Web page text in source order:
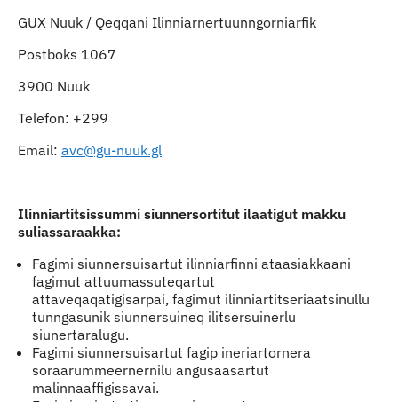
GUX Nuuk / Qeqqani Ilinniarnertuunngorniarfik
Postboks 1067
3900 Nuuk
Telefon: +299
Email: avc@gu-nuuk.gl
Ilinniartitsissummi siunnersortitut ilaatigut makku
suliassaraakka:
Fagimi siunnersuisartut ilinniarfinni ataasiakkaani
fagimut attuumassuteqartut
attaveqaqatigisarpai, fagimut ilinniartitseriaatsinullu
tunngasunik siunnersuineq ilitsersuinerlu
siunertaralugu.
Fagimi siunnersuisartut fagip ineriartornera
soraarummeernernilu angusaasartut
malinnaaffigissavai.